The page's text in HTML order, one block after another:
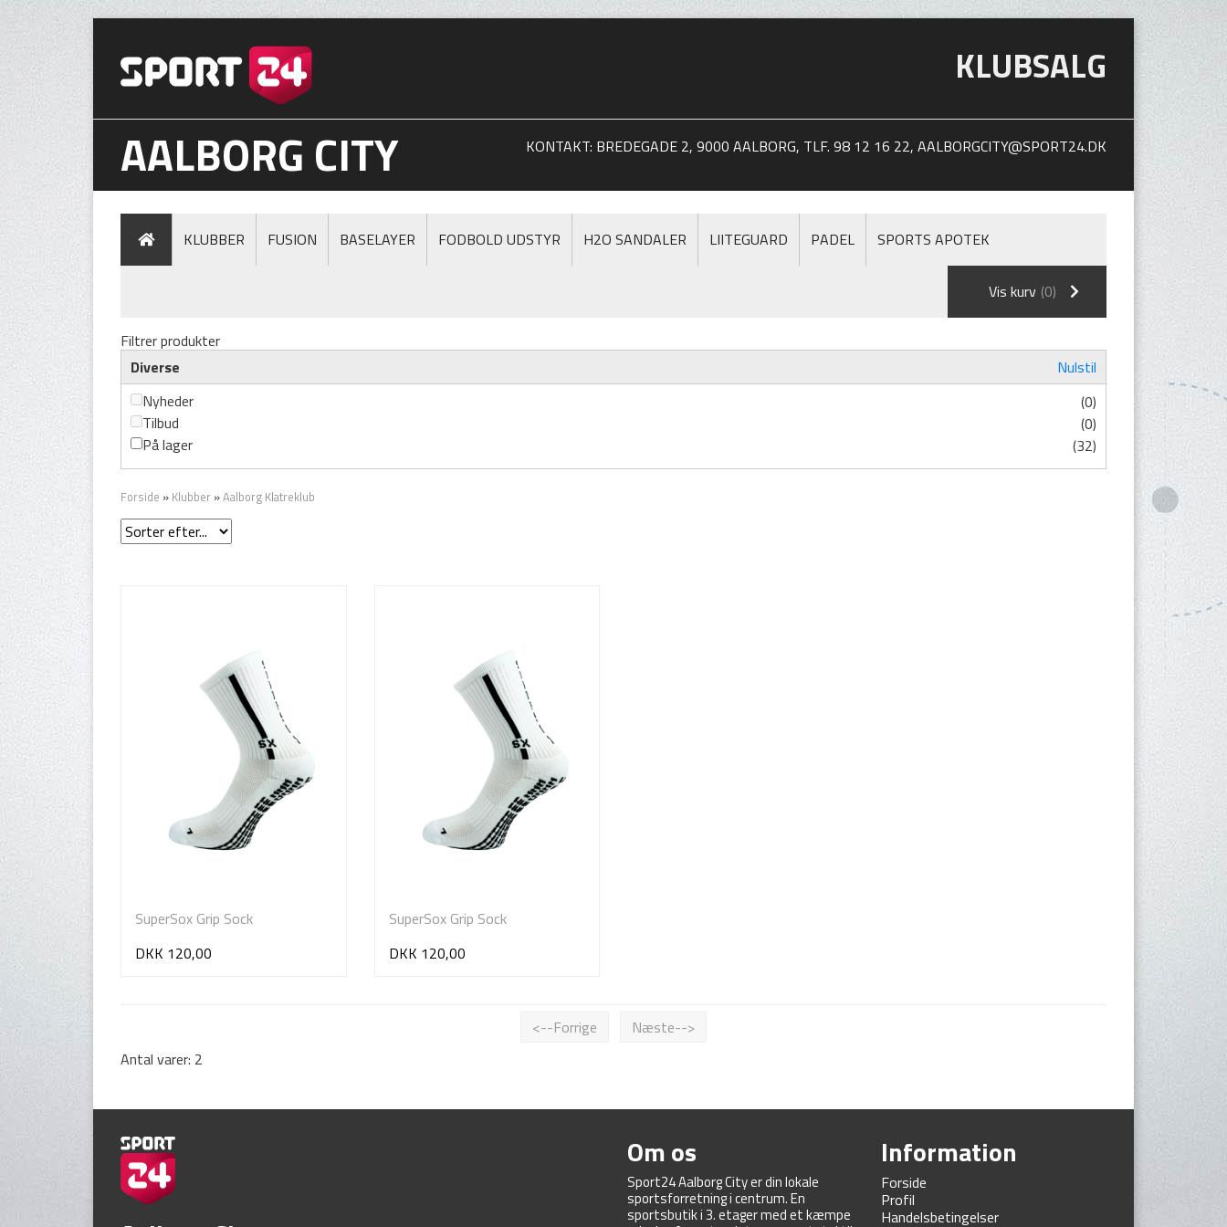
KLUBSALG
AALBORG CITY KONTAKT: BREDEGADE 2, 9000 AALBORG, TLF. 98 12 16 22, AALBORGCITY@SPORT24.DK
KLUBBER FUSION BASELAYER FODBOLD UDSTYR H2O SANDALER LIITEGUARD PADEL SPORTS APOTEK
Vis kurv (0)
Filtrer produkter
Diverse
Nulstil
Nyheder
(0)
Tilbud
(0)
På lager
(32)
Forside » Klubber »Aalborg Klatreklub
SuperSox Grip Sock
DKK 120,00
SuperSox Grip Sock
DKK 120,00
<--Forrige
Næste-->
Antal varer: 2
Om os
Sport24 Aalborg City er din lokale
sportsforretning i centrum. En
sportsbutik i 3. etager med et kæmpe
Information
Forside
Profil
Handelsbetingelser